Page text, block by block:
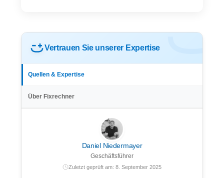
Vertrauen Sie unserer Expertise
Quellen & Expertise
Über Fixrechner
Daniel Niedermayer
Geschäftsführer
Zuletzt geprüft am: 8. September 2025